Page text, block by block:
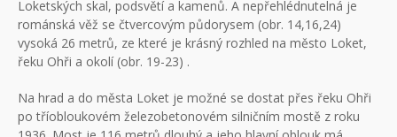
Loketských skal, podsvětí a kamenů. A nepřehlédnutelná je
románská věž se čtvercovým půdorysem (obr. 14,16,24)
vysoká 26 metrů, ze které je krásný rozhled na město Loket,
řeku Ohři a okolí (obr. 19-23) .
Na hrad a do města Loket je možné se dostat přes řeku Ohři
po tříobloukovém železobetonovém silničním mostě z roku